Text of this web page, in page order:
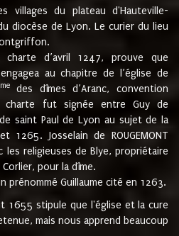
villages du plateau d'Hauteville-
diocèse de Lyon. Le curier du lieu
charte d’avril 1247, prouve que
engagea au chapitre de l’église de
des dîmes d’Aranc, convention
charte fut signée entre Guy de
saint Paul de Lyon au sujet de la
1265. Josselain de ROUGEMONT
les religieuses de Blye, propriétaire
pour la dîme.
prénommé Guillaume cité en 1263.
1655 stipule que l'église et la cure
mais nous apprend beaucoup